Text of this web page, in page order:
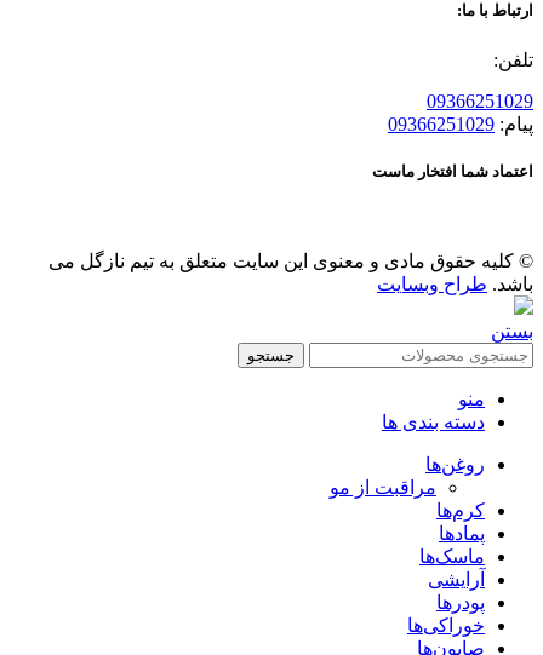
ارتباط با ما:
تلفن:
09366251029
پیام: 09366251029
اعتماد شما افتخار ماست
© کلیه حقوق مادی و معنوی این سایت متعلق به تیم نازگل می
باشد. طراح وبسایت
بستن
جستجو
منو
دسته بندی ها
روغن‌ها
مراقبت از مو
کرم‌ها
پمادها
ماسک‌ها
آرایشی
پودرها
خوراکی‌ها
صابون‌ها